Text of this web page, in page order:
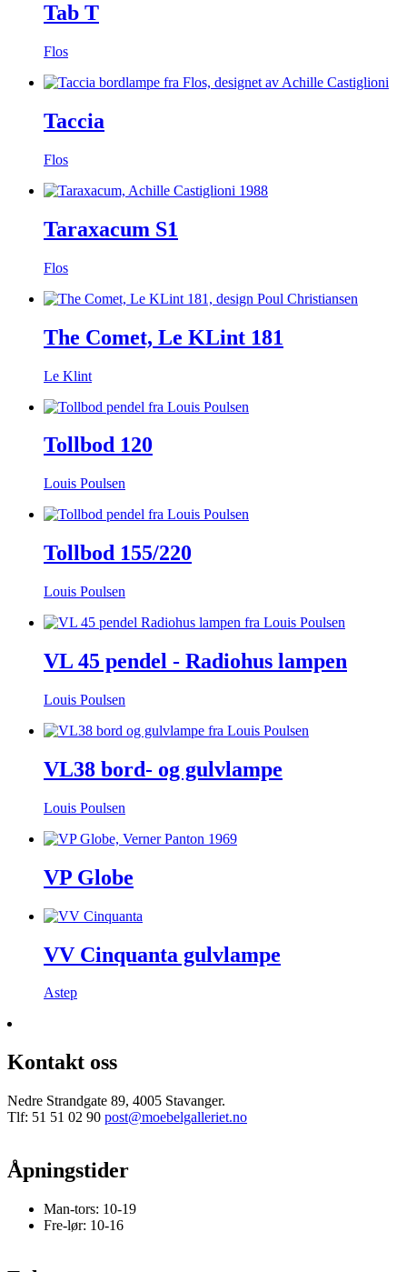
Tab T
Flos
Taccia
Flos
Taraxacum S1
Flos
The Comet, Le KLint 181
Le Klint
Tollbod 120
Louis Poulsen
Tollbod 155/220
Louis Poulsen
VL 45 pendel - Radiohus lampen
Louis Poulsen
VL38 bord- og gulvlampe
Louis Poulsen
VP Globe
VV Cinquanta gulvlampe
Astep
Kontakt oss
Nedre Strandgate 89, 4005 Stavanger.
Tlf: 51 51 02 90 post@moebelgalleriet.no
Åpningstider
Man-tors: 10-19
Fre-lør: 10-16